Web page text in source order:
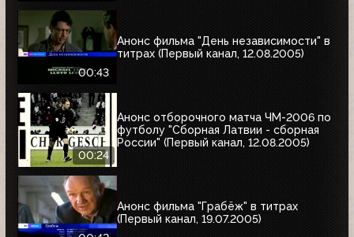
00:43
Анонс фильма "День независимости" в
титрах (Первый канал, 12.08.2005)
00:24
Анонс отборочного матча ЧМ-2006 по
футболу "Сборная Латвии - сборная
России" (Первый канал, 12.08.2005)
Анонс фильма "Грабёж" в титрах
(Первый канал, 19.07.2005)